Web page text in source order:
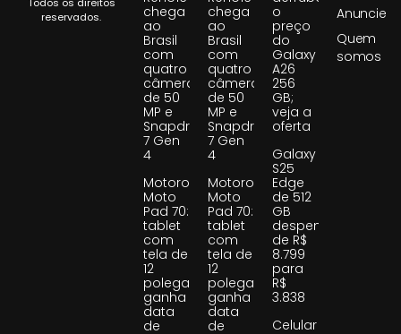
reservados.
chega
ao
Brasil
com
quatro
câmeras
de 50
MP e
Snapdragon
7 Gen
4
Motorola
Moto
Pad 70:
tablet
com
tela de
12
polegadas
ganha
data
de
chega
ao
Brasil
com
quatro
câmeras
de 50
MP e
Snapdragon
7 Gen
4
Motorola
Moto
Pad 70:
tablet
com
tela de
12
polegadas
ganha
data
de
o
preço
do
Galaxy
A26
256
GB;
veja a
oferta
Galaxy
S25
Edge
de 512
GB
despenca
de R$
8.799
para
R$
3.838
Celular
Anuncie
Quem
somos